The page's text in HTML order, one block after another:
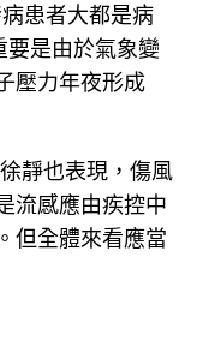
患者大都是病
要是由於氣象變
壓力年夜形成
靜也表現，傷風
流感應由疾控中
但全體來看應當